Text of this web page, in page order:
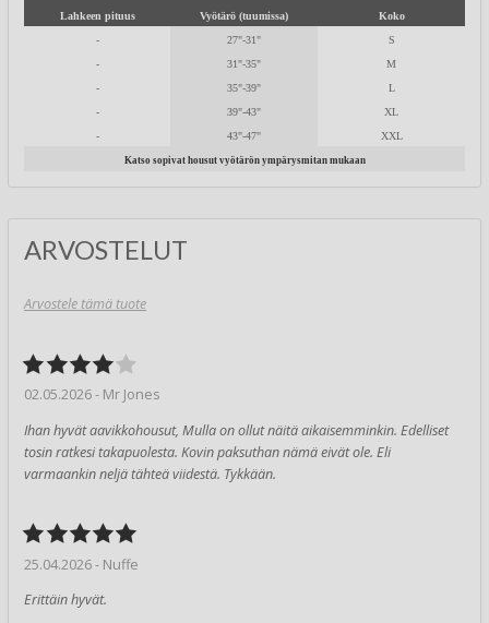
Lahkeen pituus Vyötärö (tuumissa)
Koko
-
27"-31"
S
-
31"-35"
M
-
35"-39"
L
-
39"-43"
XL
-
43"-47" XXL
Katso sopivat housut vyötärön ympärysmitan mukaan
ARVOSTELUT
Arvostele tämä tuote
02.05.2026 - Mr Jones
Ihan hyvät aavikkohousut, Mulla on ollut näitä aikaisemminkin. Edelliset
tosin ratkesi takapuolesta. Kovin paksuthan nämä eivät ole. Eli
varmaankin neljä tähteä viidestä. Tykkään.
25.04.2026 - Nuffe
Erittäin hyvät.